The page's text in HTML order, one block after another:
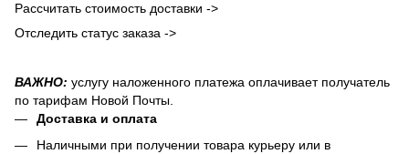
Рассчитать стоимость доставки ->
Отследить статус заказа ->
ВАЖНО: услугу наложенного платежа оплачивает получатель
по тарифам Новой Почты.
Доставка и оплата
Наличными при получении товара курьеру или в